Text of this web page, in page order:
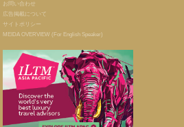
お問い合わせ
広告掲載について
サイトポリシー
MEIDA OVERVIEW (For English Speaker)